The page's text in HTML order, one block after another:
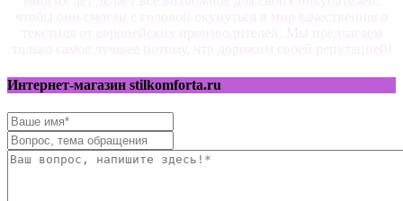
Интернет-магазин stilkomforta.ru